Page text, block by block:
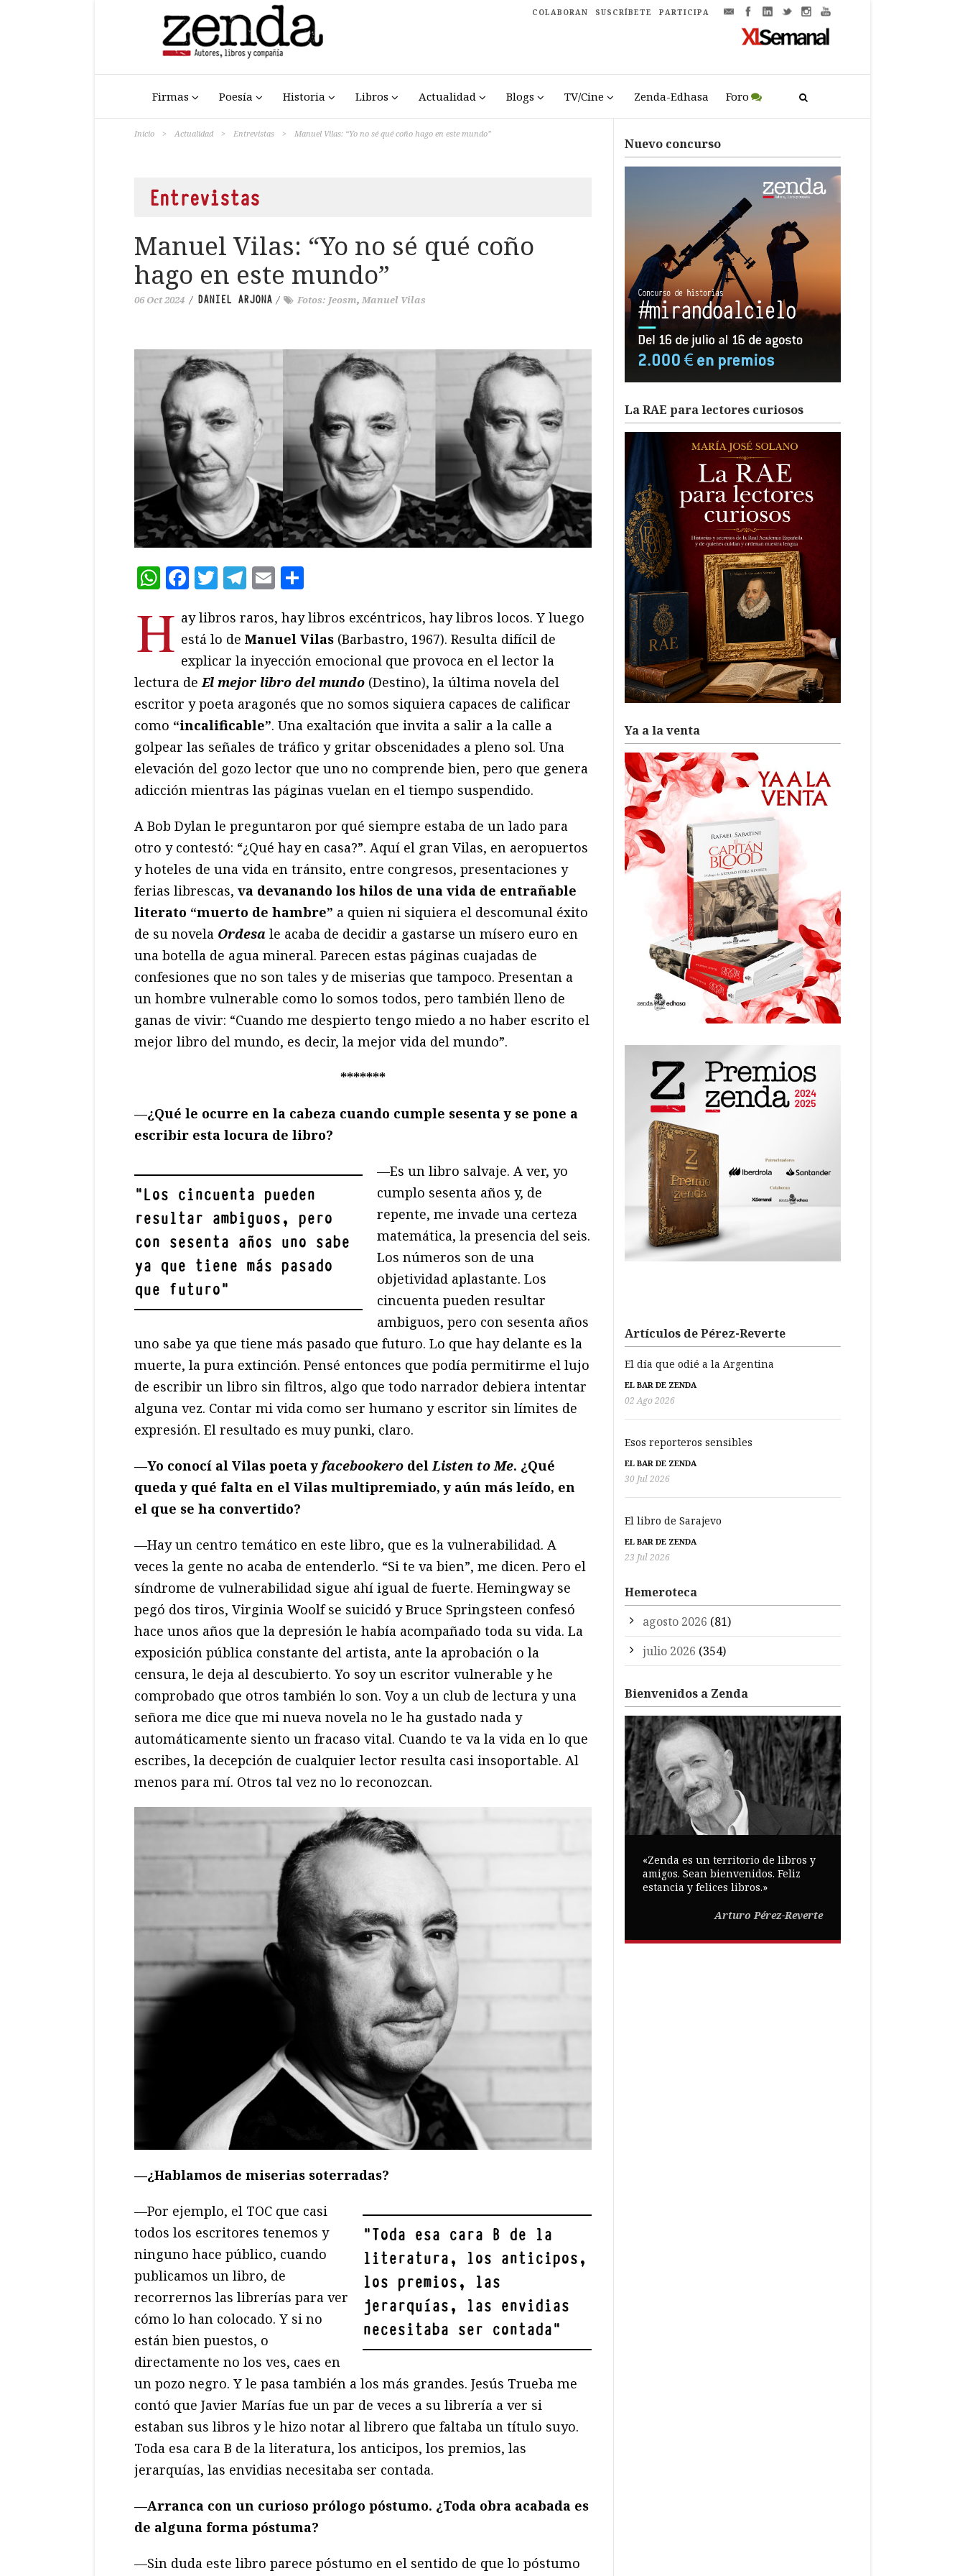
COLABORAN SUSCRÍBETE PARTICIPA
Firmas Poesía Historia Libros Actualidad Blogs TV/Cine Zenda-Edhasa Foro
Inicio > Actualidad > Entrevistas > Manuel Vilas: “Yo no sé qué coño hago en este mundo”
Entrevistas
Manuel Vilas: “Yo no sé qué coño
hago en este mundo”
06 Oct 2024 / DANIEL ARJONA / Fotos: Jeosm, Manuel Vilas
WhatsApp
Facebook
Twitter
Telegram
Email
H ay libros raros, hay libros excéntricos, hay libros locos. Y luego
está lo de Manuel Vilas (Barbastro, 1967). Resulta difícil de
explicar la inyección emocional que provoca en el lector la
lectura deEl mejor libro del mundo (Destino), la última novela del
escritor y poeta aragonés que no somos siquiera capaces de calificar
como “incalificable”. Una exaltación que invita a salir a la calle a
golpear las señales de tráfico y gritar obscenidades a pleno sol. Una
elevación del gozo lector que uno no comprende bien, pero que genera
adicción mientras las páginas vuelan en el tiempo suspendido.
A Bob Dylan le preguntaron por qué siempre estaba de un lado para
otro y contestó: “¿Qué hay en casa?”. Aquí el gran Vilas, en aeropuertos
y hoteles de una vida en tránsito, entre congresos, presentaciones y
ferias librescas, va devanando los hilos de una vida de entrañable
literato “muerto de hambre” a quien ni siquiera el descomunal éxito
de su novela Ordesa le acaba de decidir a gastarse un mísero euro en
una botella de agua mineral. Parecen estas páginas cuajadas de
confesiones que no son tales y de miserias que tampoco. Presentan a
un hombre vulnerable como lo somos todos, pero también lleno de
ganas de vivir: “Cuando me despierto tengo miedo a no haber escrito el
mejor libro del mundo, es decir, la mejor vida del mundo”.
*******
—¿Qué le ocurre en la cabeza cuando cumple sesenta y se pone a
escribir esta locura de libro?
"Los cincuenta pueden
resultar ambiguos, pero
con sesenta años uno sabe
ya que tiene más pasado
que futuro"
—Es un libro salvaje. A ver, yo
cumplo sesenta años y, de
repente, me invade una certeza
matemática, la presencia del seis.
Los números son de una
objetividad aplastante. Los
cincuenta pueden resultar
ambiguos, pero con sesenta años
uno sabe ya que tiene más pasado que futuro. Lo que hay delante es la
muerte, la pura extinción. Pensé entonces que podía permitirme el lujo
de escribir un libro sin filtros, algo que todo narrador debiera intentar
alguna vez. Contar mi vida como ser humano y escritor sin límites de
expresión. El resultado es muy punki, claro.
—Yo conocí al Vilas poeta y facebookero delListen to Me. ¿Qué
queda y qué falta en el Vilas multipremiado, y aún más leído, en
el que se ha convertido?
—Hay un centro temático en este libro, que es la vulnerabilidad. A
veces la gente no acaba de entenderlo. “Si te va bien”, me dicen. Pero el
síndrome de vulnerabilidad sigue ahí igual de fuerte. Hemingway se
pegó dos tiros, Virginia Woolf se suicidó y Bruce Springsteen confesó
hace unos años que la depresión le había acompañado toda su vida. La
exposición pública constante del artista, ante la aprobación o la
censura, le deja al descubierto. Yo soy un escritor vulnerable y he
comprobado que otros también lo son. Voy a un club de lectura y una
señora me dice que mi nueva novela no le ha gustado nada y
automáticamente siento un fracaso vital. Cuando te va la vida en lo que
escribes, la decepción de cualquier lector resulta casi insoportable. Al
menos para mí. Otros tal vez no lo reconozcan.
—¿Hablamos de miserias soterradas?
"Toda esa cara B de la
literatura, los anticipos,
los premios, las
jerarquías, las envidias
necesitaba ser contada"
—Por ejemplo, el TOC que casi
todos los escritores tenemos y
ninguno hace público, cuando
publicamos un libro, de
recorrernos las librerías para ver
cómo lo han colocado. Y si no
están bien puestos, o
directamente no los ves, caes en
un pozo negro. Y le pasa también a los más grandes. Jesús Trueba me
contó que Javier Marías fue un par de veces a su librería a ver si
estaban sus libros y le hizo notar al librero que faltaba un título suyo.
Toda esa cara B de la literatura, los anticipos, los premios, las
jerarquías, las envidias necesitaba ser contada.
—Arranca con un curioso prólogo póstumo. ¿Toda obra acabada es
de alguna forma póstuma?
—Sin duda este libro parece póstumo en el sentido de que lo póstumo
Nuevo concurso
La RAE para lectores curiosos
Ya a la venta
Artículos de Pérez-Reverte
El día que odié a la Argentina
EL BAR DE ZENDA
02 Ago 2026
Esos reporteros sensibles
EL BAR DE ZENDA
30 Jul 2026
El libro de Sarajevo
EL BAR DE ZENDA
23 Jul 2026
Hemeroteca
agosto 2026 (81)
julio 2026 (354)
Bienvenidos a Zenda
«Zenda es un territorio de libros y
amigos. Sean bienvenidos. Feliz
estancia y felices libros.»
Arturo Pérez-Reverte